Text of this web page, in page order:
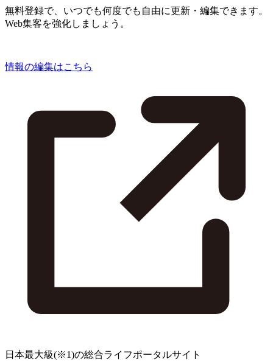
無料登録で、いつでも何度でも自由に更新・編集できます。
Web集客を強化しましょう。
情報の編集はこちら
日本最大級(※1)の総合ライフポータルサイト